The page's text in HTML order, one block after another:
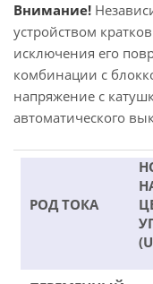
Внимание!
устройством
исключения его
комбинации с
напряжение с
автоматического
РОД ТОКА